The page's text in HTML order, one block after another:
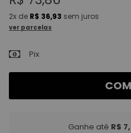
2x de R$ 36,93 sem juros
ver parcelas
Pix
Ganhe até R$